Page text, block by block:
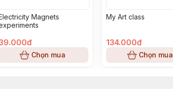
Magnets
Chọn mua
My Art class
134.000đ
Chọn mua